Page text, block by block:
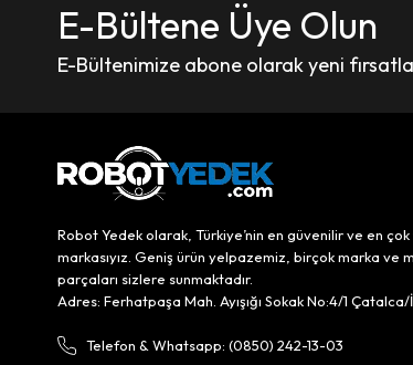
E-Bültene Üye Olun
E-Bültenimize abone olarak yeni
Robot Yedek olarak, Türkiye’nin en güvenilir ve en
markasıyız. Geniş ürün yelpazemiz, birçok marka ve
parçaları sizlere sunmaktadır.
Adres: Ferhatpaşa Mah. Ayışığı Sokak No:4/1
Telefon & Whatsapp: (0850) 242-13-03